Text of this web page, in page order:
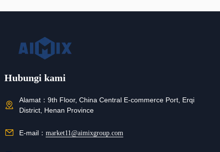
Hubungi kami
Alamat： 9th Floor, China Central E-commerce Port, Erqi
District, Henan Province
E-mail： market11@aimixgroup.com